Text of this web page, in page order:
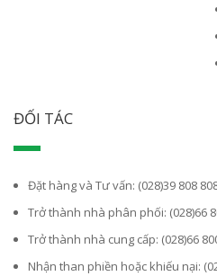
ĐỐI TÁC
Đặt hàng và Tư vấn: (028)39 808
Trở thành nhà phân phối: (028)66
Trở thành nhà cung cấp: (028)66
Nhận than phiền hoặc khiếu nại: